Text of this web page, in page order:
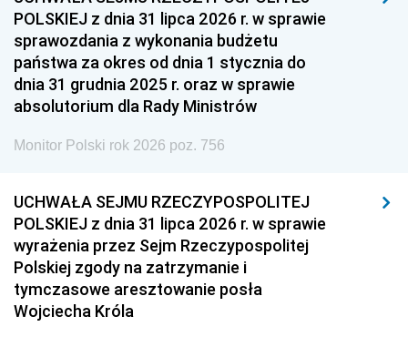
1939 1938 1937
1936 1930
POLSKIEJ z dnia 31 lipca 2026 r. w sprawie
sprawozdania z wykonania budżetu
państwa za okres od dnia 1 stycznia do
dnia 31 grudnia 2025 r. oraz w sprawie
absolutorium dla Rady Ministrów
Monitor Polski rok 2026 poz. 756
UCHWAŁA SEJMU RZECZYPOSPOLITEJ
POLSKIEJ z dnia 31 lipca 2026 r. w sprawie
wyrażenia przez Sejm Rzeczypospolitej
Polskiej zgody na zatrzymanie i
tymczasowe aresztowanie posła
Wojciecha Króla